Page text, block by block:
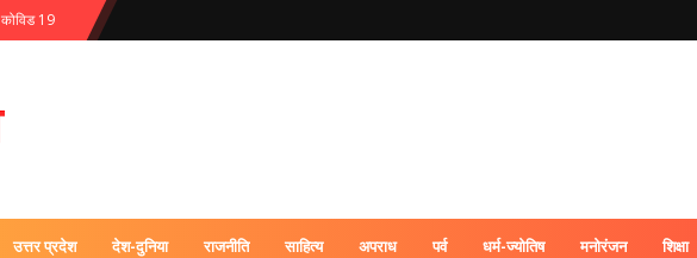
कोविड 19
उत्तर प्रदेश देश-दुनिया राजनीति साहित्य अपराध पर्व धर्म-ज्योतिष मनोरंजन शिक्षा